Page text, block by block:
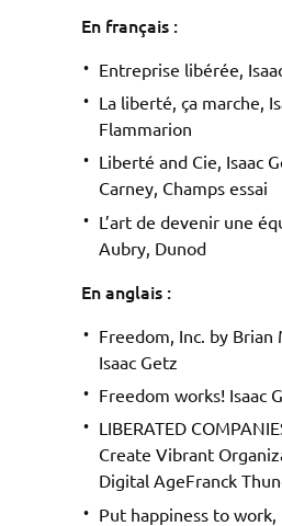
En français :
Entreprise libérée,
La liberté, ça marche,
Flammarion
Liberté and Cie, Isaac
Carney, Champs essai
L’art de devenir une
Aubry, Dunod
En anglais :
Freedom, Inc. by Brian
Isaac Getz
Freedom works! Isaac
LIBERATED
Create Vibrant
Digital AgeFranck
Put happiness to work,